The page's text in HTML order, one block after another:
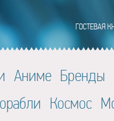
Аниме Бренды
Космос